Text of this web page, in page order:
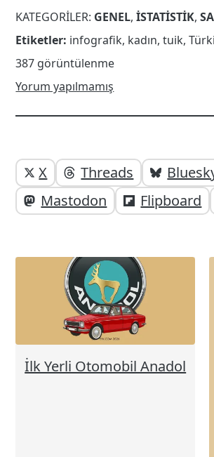
KATEGORILER: GENEL,İSTATISTIK,
Etiketler: infografik, kadın,tuik,
387 görüntülenme
Yorum yapılmamış
Yazı
altı
elemanları
Yazıyı
paylaşabilirsiniz;
X Threads
Mastodon
Flipboard
İlk Yerli Otomobil Anadol